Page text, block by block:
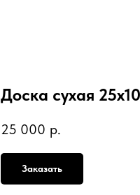
Доска сухая
25 000 р.
Заказать